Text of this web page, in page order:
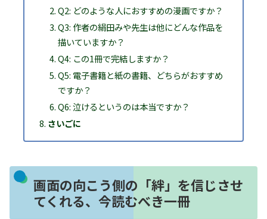
Q2: どのような人におすすめの漫画ですか？
Q3: 作者の絹田みや先生は他にどんな作品を
描いていますか？
Q4: この1冊で完結しますか？
Q5: 電子書籍と紙の書籍、どちらがおすすめ
ですか？
Q6: 泣けるというのは本当ですか？
さいごに
画面の向こう側の「絆」を信じさせ
てくれる、今読むべき一冊